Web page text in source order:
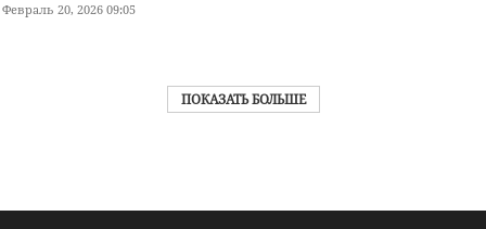
Февраль 20, 2026 09:05
ПОКАЗАТЬ БОЛЬШЕ